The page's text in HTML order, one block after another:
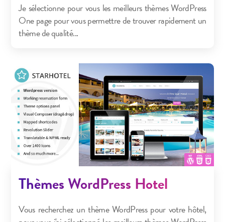
Je sélectionne pour vous les meilleurs thèmes WordPress
One page pour vous permettre de trouver rapidement un
thème de qualité...
Thèmes WordPress Hotel
Vous recherchez un thème WordPress pour votre hôtel,